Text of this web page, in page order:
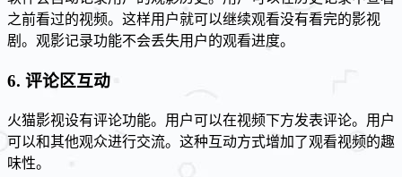
之前看过的视频。这样用户就可以继续观看没有看完的影视
剧。观影记录功能不会丢失用户的观看进度。
6. 评论区互动
火猫影视设有评论功能。用户可以在视频下方发表评论。用户
可以和其他观众进行交流。这种互动方式增加了观看视频的趣
味性。